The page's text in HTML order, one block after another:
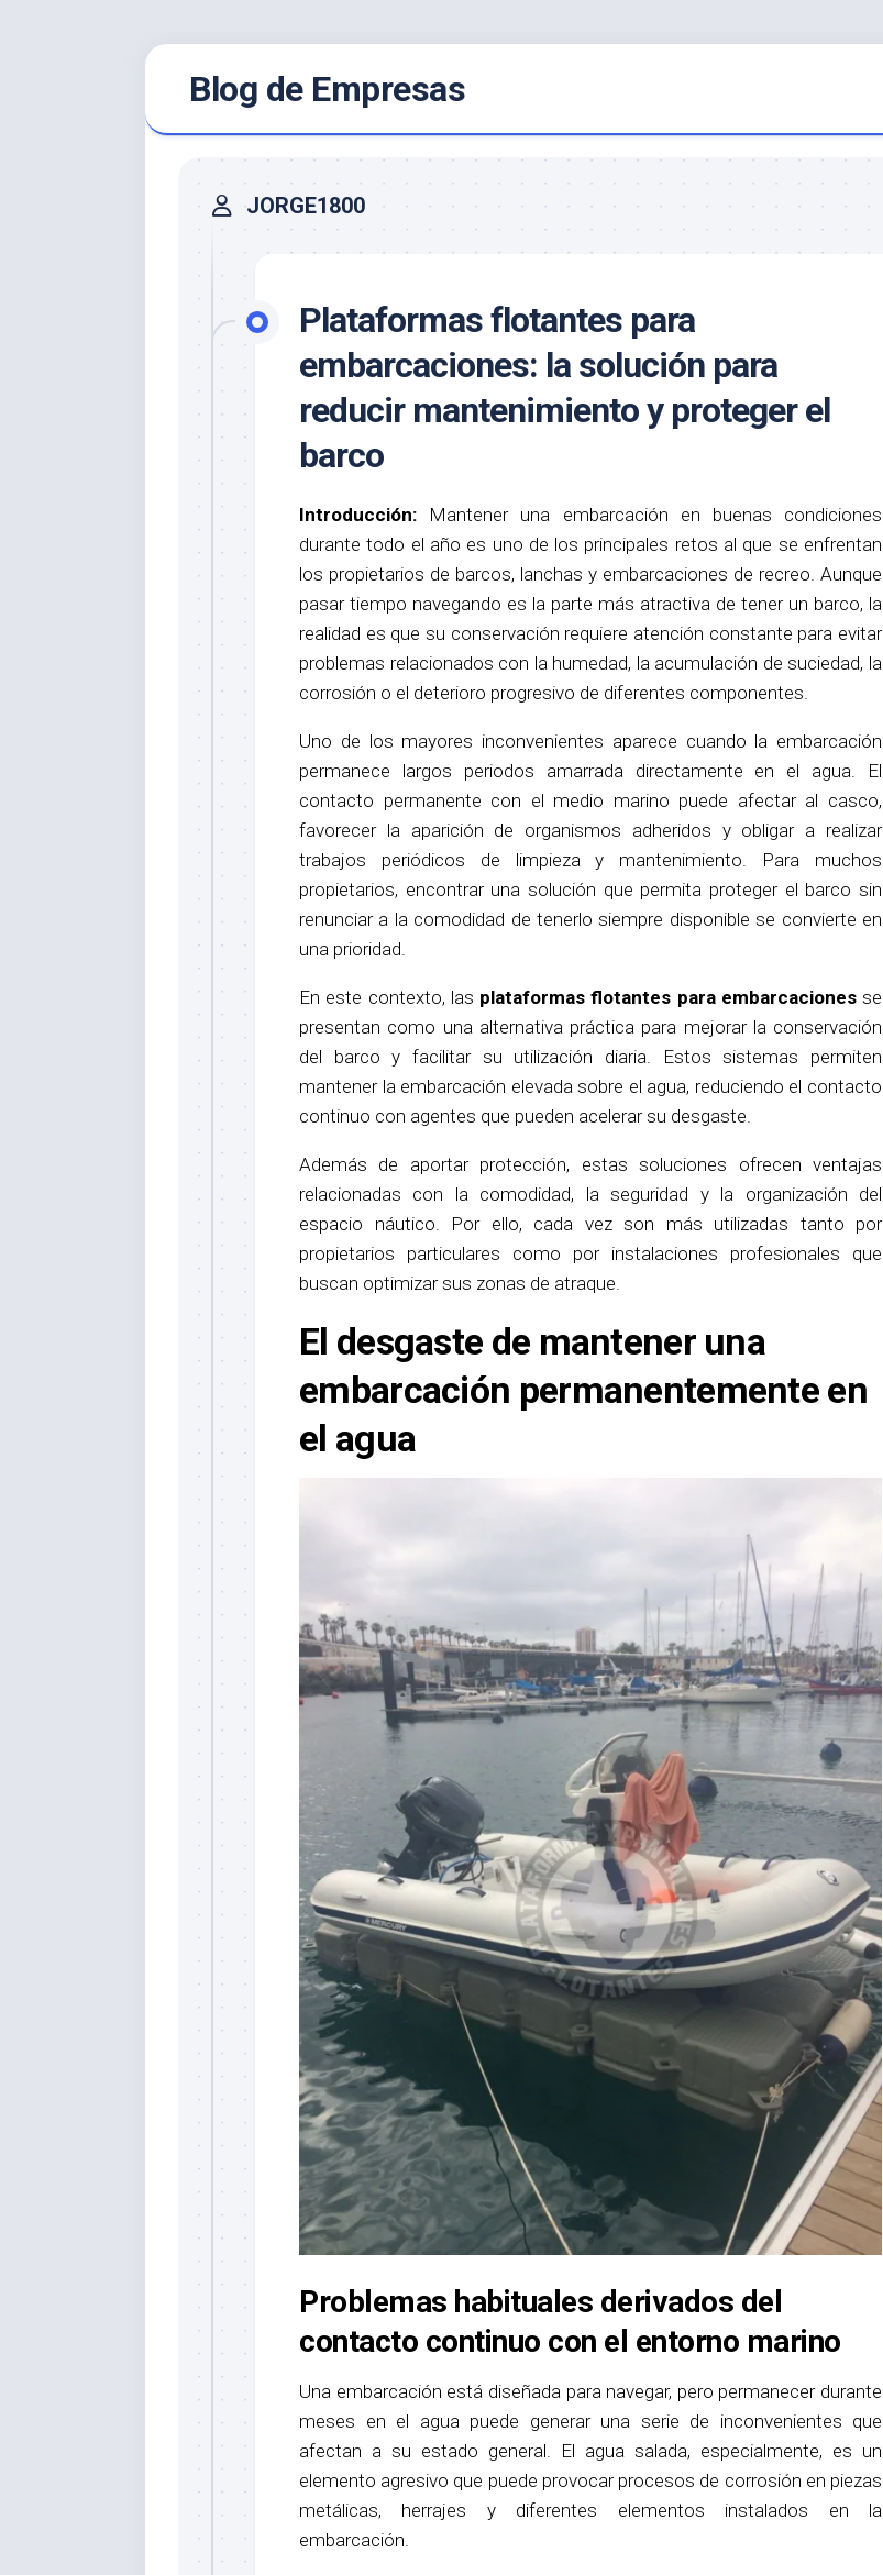
Blog de Empresas
JORGE1800
Plataformas flotantes para
embarcaciones: la solución para
reducir mantenimiento y proteger el
barco
Introducción: Mantener una embarcación en buenas condiciones
durante todo el año es uno de los principales retos al que se enfrentan
los propietarios de barcos, lanchas y embarcaciones de recreo. Aunque
pasar tiempo navegando es la parte más atractiva de tener un barco, la
realidad es que su conservación requiere atención constante para evitar
problemas relacionados con la humedad, la acumulación de suciedad, la
corrosión o el deterioro progresivo de diferentes componentes.
Uno de los mayores inconvenientes aparece cuando la embarcación
permanece largos periodos amarrada directamente en el agua. El
contacto permanente con el medio marino puede afectar al casco,
favorecer la aparición de organismos adheridos y obligar a realizar
trabajos periódicos de limpieza y mantenimiento. Para muchos
propietarios, encontrar una solución que permita proteger el barco sin
renunciar a la comodidad de tenerlo siempre disponible se convierte en
una prioridad.
En este contexto, las plataformas flotantes para embarcacionesse
presentan como una alternativa práctica para mejorar la conservación
del barco y facilitar su utilización diaria. Estos sistemas permiten
mantener la embarcación elevada sobre el agua, reduciendo el contacto
continuo con agentes que pueden acelerar su desgaste.
Además de aportar protección, estas soluciones ofrecen ventajas
relacionadas con la comodidad, la seguridad y la organización del
espacio náutico. Por ello, cada vez son más utilizadas tanto por
propietarios particulares como por instalaciones profesionales que
buscan optimizar sus zonas de atraque.
El desgaste de mantener una
embarcación permanentemente en
el agua
Problemas habituales derivados del
contacto continuo con el entorno marino
Una embarcación está diseñada para navegar, pero permanecer durante
meses en el agua puede generar una serie de inconvenientes que
afectan a su estado general. El agua salada, especialmente, es un
elemento agresivo que puede provocar procesos de corrosión en piezas
metálicas, herrajes y diferentes elementos instalados en la
embarcación.